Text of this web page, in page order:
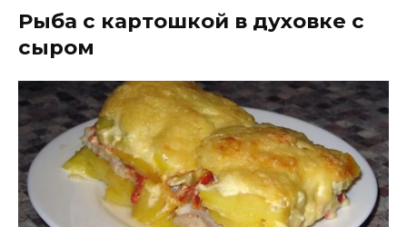
Рыба с картошкой в духовке с
сыром